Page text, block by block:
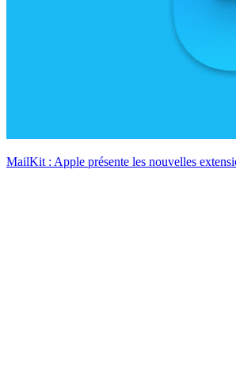
MailKit : Apple présente les nouvelles